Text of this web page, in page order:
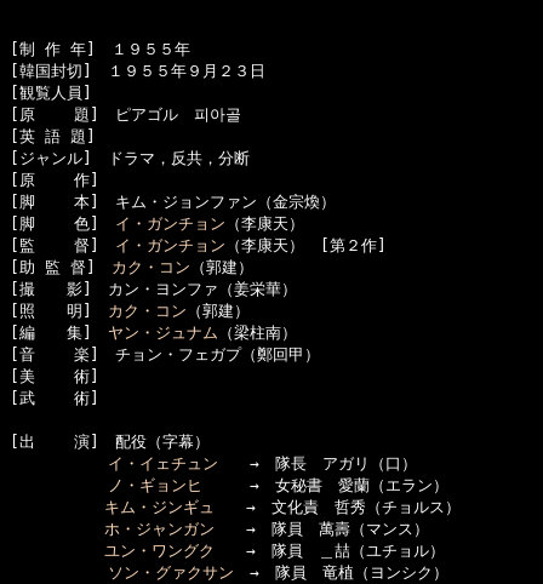
[制 作 年]　１９５５年
[韓国封切]　１９５５年９月２３日
[観覧人員]
[原    題]　ピアゴル　피아골
[英 語 題]
[ジャンル]　ドラマ，反共，分断
[原    作]
[脚    本]　キム・ジョンファン（金宗煥）
[脚    色] イ・ガンチョン （李康天）
[監    督] イ・ガンチョン （李康天）　[第２作]
[助 監 督] カク・コン （郭建）
[撮　　影]　カン・ヨンファ（姜栄華）
[照　　明] カク・コン （郭建）
[編　　集] ヤン・ジュナム （梁柱南）
[音    楽]　チョン・フェガプ（鄭回甲）
[美    術]
[武    術]
[出    演]　配役（字幕）
イ・イェチュン →　隊長　アガリ（口）
ノ・ギョンヒ
→　女秘書　愛蘭（エラン）
キム・ジンギュ
→　文化責　哲秀（チョルス）
ホ・ジャンガン →　隊員　萬壽（マンス）
ユン・ワングク
→　隊員　＿喆（ユチョル）
ソン・グァクサン →　隊員　竜植（ヨンシク）